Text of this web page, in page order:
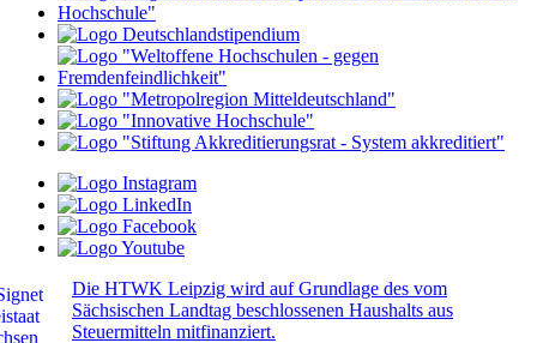
Die HTWK Leipzig wird auf Grundlage des vom
Sächsischen Landtag beschlossenen Haushalts aus
Steuermitteln mitfinanziert.